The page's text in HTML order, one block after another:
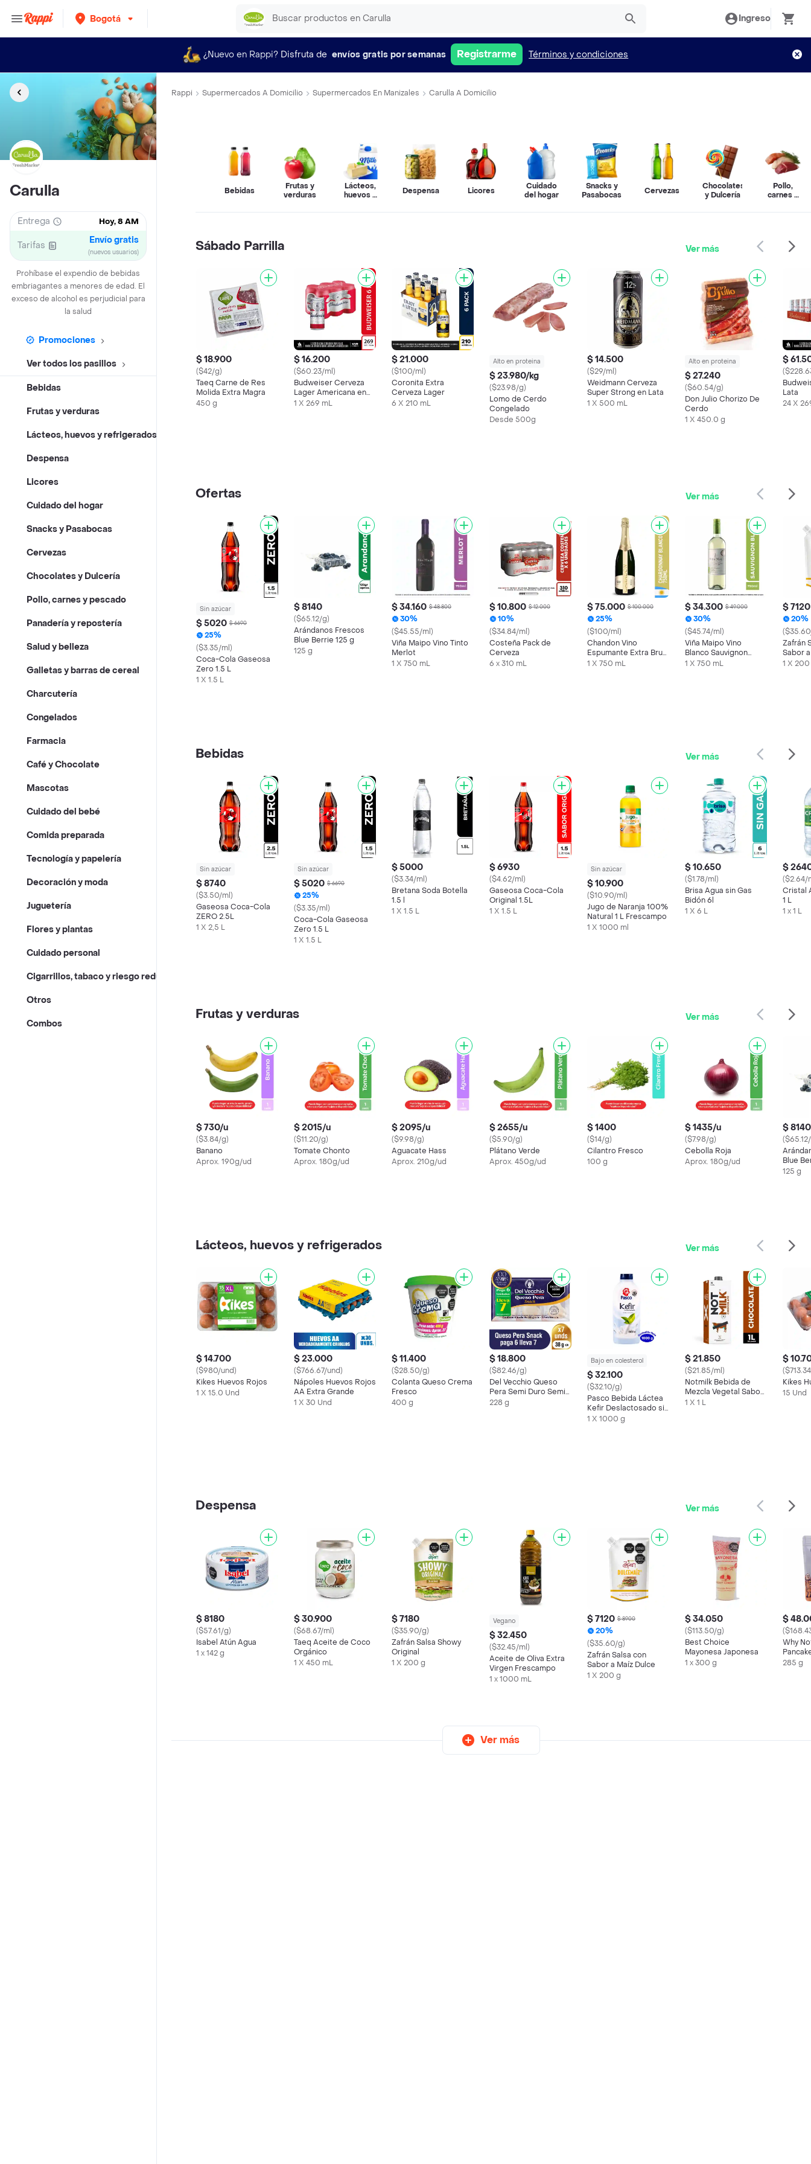
Bogotá Ingreso
¿Nuevo en Rappi? Disfruta de envíos gratis por semanas Registrarme Términos y condiciones
Carulla
Entrega Hoy, 8 AM
Tarifas Envío gratis
(nuevos usuarios)
Prohíbase el expendio de bebidas
embriagantes a menores de edad. El
exceso de alcohol es perjudicial para
la salud
Promociones
Ver todos los pasillos
Bebidas
Frutas y verduras
Lácteos, huevos y refrigerados
Despensa
Licores
Cuidado del hogar
Snacks y Pasabocas
Cervezas
Chocolates y Dulcería
Pollo, carnes y pescado
Panadería y repostería
Salud y belleza
Galletas y barras de cereal
Charcutería
Congelados
Farmacia
Café y Chocolate
Mascotas
Cuidado del bebé
Comida preparada
Tecnología y papelería
Decoración y moda
Juguetería
Flores y plantas
Cuidado personal
Cigarrillos, tabaco y riesgo reducido
Otros
Combos
Rappi Supermercados A Domicilio Supermercados En Manizales Carulla A Domicilio
Bebidas
Frutas y
verduras
Lácteos,
huevos y
Despensa Licores
Cuidado
del hogar
Snacks y
Pasabocas
Cervezas
Chocolates
y Dulcería
Pollo,
carnes y
Sábado Parrilla Ver más
$ 18.900
($42/g)
Taeq Carne de Res
Molida Extra Magra
450 g
$ 16.200
($60.23/ml)
Budweiser Cerveza
Lager Americana en
Lata
1 X 269 mL
$ 21.000
($100/ml)
Coronita Extra
Cerveza Lager
6 X 210 mL
Alto en proteina
$ 23.980/kg
($23.98/g)
Lomo de Cerdo
Congelado
Desde 500g
$ 14.500
($29/ml)
Weidmann Cerveza
Super Strong en Lata
1 X 500 mL
Alto en proteina
$ 27.240
($60.54/g)
Don Julio Chorizo De
Cerdo
1 X 450.0 g
$
Lata
24 X
Ofertas Ver más
Sin azúcar
$ 5020 $ 6690
25%
($3.35/ml)
Coca-Cola Gaseosa
Zero 1.5 L
1 X 1.5 L
$ 8140
($65.12/g)
Arándanos Frescos
Blue Berrie 125 g
125 g
$ 34.160 $ 48.800
30%
($45.55/ml)
Viña Maipo Vino Tinto
Merlot
1 X 750 mL
$ 10.800 $ 12.000
10%
($34.84/ml)
Costeña Pack de
Cerveza
6 x 310 mL
$ 75.000 $ 100.000
25%
($100/ml)
Chandon Vino
Espumante Extra Brut
750 ml
1 X 750 mL
$ 34.300 $ 49.000
30%
($45.74/ml)
Viña Maipo Vino
Blanco Sauvignon
Blanc
1 X 750 mL
$ 7120
20%
Zafrán
Sabor
1 X
Bebidas Ver más
Sin azúcar
$ 8740
($3.50/ml)
Gaseosa Coca-Cola
ZERO 2.5L
1 X 2,5 L
Sin azúcar
$ 5020 $ 6690
25%
($3.35/ml)
Coca-Cola Gaseosa
Zero 1.5 L
1 X 1.5 L
$ 5000
($3.34/ml)
Bretana Soda Botella
1.5 l
1 X 1.5 L
$ 6930
($4.62/ml)
Gaseosa Coca-Cola
Original 1.5L
1 X 1.5 L
Sin azúcar
$ 10.900
($10.90/ml)
Jugo de Naranja 100%
Natural 1 L Frescampo
1 X 1000 ml
$ 10.650
($1.78/ml)
Brisa Agua sin Gas
Bidón 6l
1 X 6 L
$
($2.64/
Cristal
1 L
1 x 1 L
Frutas y verduras Ver más
$ 730/u
($3.84/g)
Banano
Aprox. 190g/ud
$ 2015/u
($11.20/g)
Tomate Chonto
Aprox. 180g/ud
$ 2095/u
($9.98/g)
Aguacate Hass
Aprox. 210g/ud
$ 2655/u
($5.90/g)
Plátano Verde
Aprox. 450g/ud
$ 1400
($14/g)
Cilantro Fresco
100 g
$ 1435/u
($7.98/g)
Cebolla Roja
Aprox. 180g/ud
$ 8140
Blue
125 g
Lácteos, huevos y refrigerados Ver más
$ 14.700
($980/und)
Kikes Huevos Rojos
1 X 15.0 Und
$ 23.000
($766.67/und)
Nápoles Huevos Rojos
AA Extra Grande
1 X 30 Und
$ 11.400
($28.50/g)
Colanta Queso Crema
Fresco
400 g
$ 18.800
($82.46/g)
Del Vecchio Queso
Pera Semi Duro Semi
Graso
228 g
Bajo en colesterol
$ 32.100
($32.10/g)
Pasco Bebida Láctea
Kefir Deslactosado sin
Dulce
1 X 1000 g
$ 21.850
($21.85/ml)
Notmilk Bebida de
Mezcla Vegetal Sabor
Chocolate
1 X 1 L
$
Kikes
15 Und
Despensa Ver más
$ 8180
($57.61/g)
Isabel Atún Agua
1 x 142 g
$ 30.900
($68.67/ml)
Taeq Aceite de Coco
Orgánico
1 X 450 mL
$ 7180
($35.90/g)
Zafrán Salsa Showy
Original
1 X 200 g
Vegano
$ 32.450
($32.45/ml)
Aceite de Oliva Extra
Virgen Frescampo
1 x 1000 mL
$ 7120 $ 8900
20%
($35.60/g)
Zafrán Salsa con
Sabor a Maíz Dulce
1 X 200 g
$ 34.050
($113.50/g)
Best Choice
Mayonesa Japonesa
1 x 300 g
$
Why
285 g
Ver más